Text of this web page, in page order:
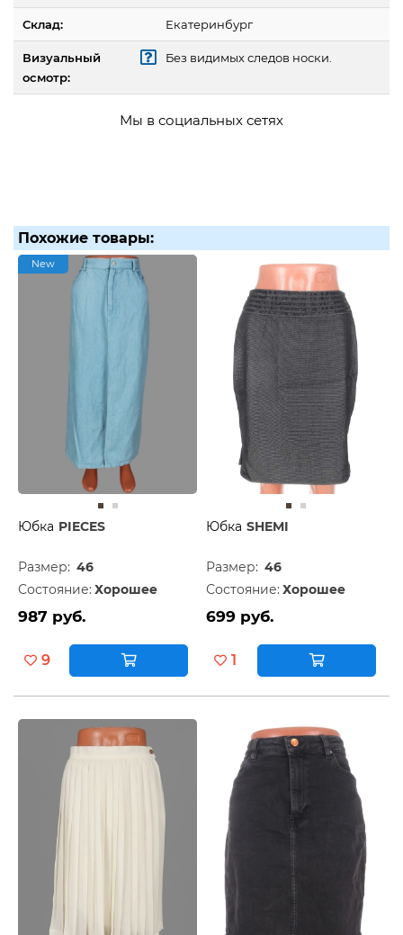
Склад: Екатеринбург
Визуальный
осмотр:
Без видимых следов носки.
Мы в социальных сетях
Похожие товары:
New
Юбка PIECES
Размер: 46
Состояние: Хорошее
987 руб.
9
Юбка SHEMI
Размер: 46
Состояние: Хорошее
699 руб.
1